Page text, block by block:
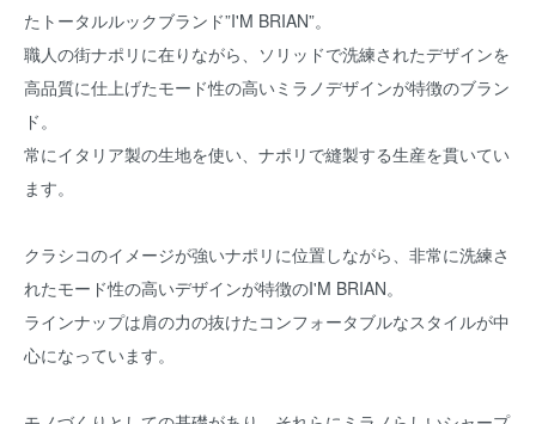
たトータルルックブランド”I'M BRIAN”。
職人の街ナポリに在りながら、ソリッドで洗練されたデザインを
高品質に仕上げたモード性の高いミラノデザインが特徴のブラン
ド。
常にイタリア製の生地を使い、ナポリで縫製する生産を貫いてい
ます。
クラシコのイメージが強いナポリに位置しながら、非常に洗練さ
れたモード性の高いデザインが特徴のI'M BRIAN。
ラインナップは肩の力の抜けたコンフォータブルなスタイルが中
心になっています。